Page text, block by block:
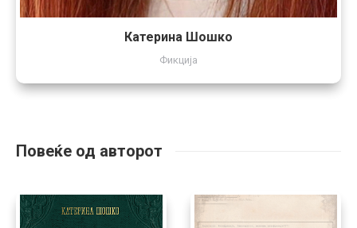
Катерина Шошко
Фикција
Повеќе од авторот